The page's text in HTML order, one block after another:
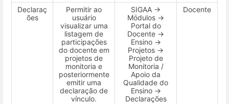
Declaraç
ões
Permitir ao
usuário
visualizar uma
listagem de
participações
do docente em
projetos de
monitoria e
posteriormente
emitir uma
declaração de
vínculo.
SIGAA →
Módulos →
Portal do
Docente →
Ensino →
Projetos →
Projeto de
Monitoria /
Apoio da
Qualidade do
Ensino →
Declarações
Docente